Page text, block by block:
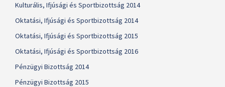
Kulturális, Ifjúsági és Sportbizottság 2014
Oktatási, Ifjúsági és Sportbizottság 2014
Oktatási, Ifjúsági és Sportbizottság 2015
Oktatási, Ifjúsági és Sportbizottság 2016
Pénzügyi Bizottság 2014
Pénzügyi Bizottság 2015